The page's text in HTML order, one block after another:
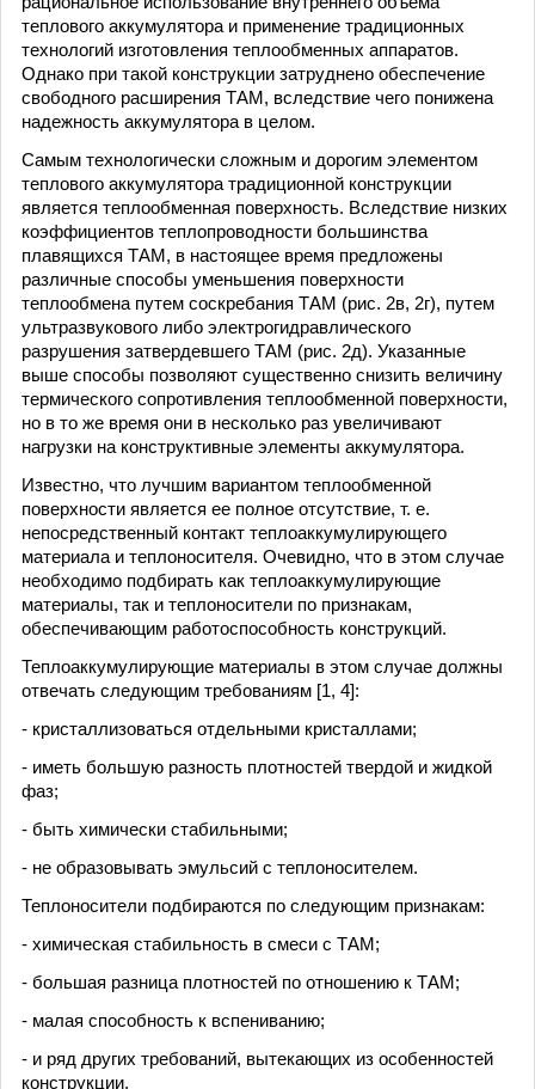
теплового аккумулятора и применение традиционных
технологий изготовления теплообменных аппаратов.
Однако при такой конструкции затруднено обеспечение
свободного расширения ТАМ, вследствие чего понижена
надежность аккумулятора в целом.
Самым технологически сложным и дорогим элементом
теплового аккумулятора традиционной конструкции
является теплообменная поверхность. Вследствие низких
коэффициентов теплопроводности большинства
плавящихся ТАМ, в настоящее время предложены
различные способы уменьшения поверхности
теплообмена путем соскребания ТАМ (рис. 2в, 2г), путем
ультразвукового либо электрогидравлического
разрушения затвердевшего ТАМ (рис. 2д). Указанные
выше способы позволяют существенно снизить величину
термического сопротивления теплообменной поверхности,
но в то же время они в несколько раз увеличивают
нагрузки на конструктивные элементы аккумулятора.
Известно, что лучшим вариантом теплообменной
поверхности является ее полное отсутствие, т. е.
непосредственный контакт теплоаккумулирующего
материала и теплоносителя. Очевидно, что в этом случае
необходимо подбирать как теплоаккумулирующие
материалы, так и теплоносители по признакам,
обеспечивающим работоспособность конструкций.
Теплоаккумулирующие материалы в этом случае должны
отвечать следующим требованиям [1, 4]:
- кристаллизоваться отдельными кристаллами;
- иметь большую разность плотностей твердой и жидкой
фаз;
- быть химически стабильными;
- не образовывать эмульсий с теплоносителем.
Теплоносители подбираются по следующим признакам:
- химическая стабильность в смеси с ТАМ;
- большая разница плотностей по отношению к ТАМ;
- малая способность к вспениванию;
- и ряд других требований, вытекающих из особенностей
конструкции.